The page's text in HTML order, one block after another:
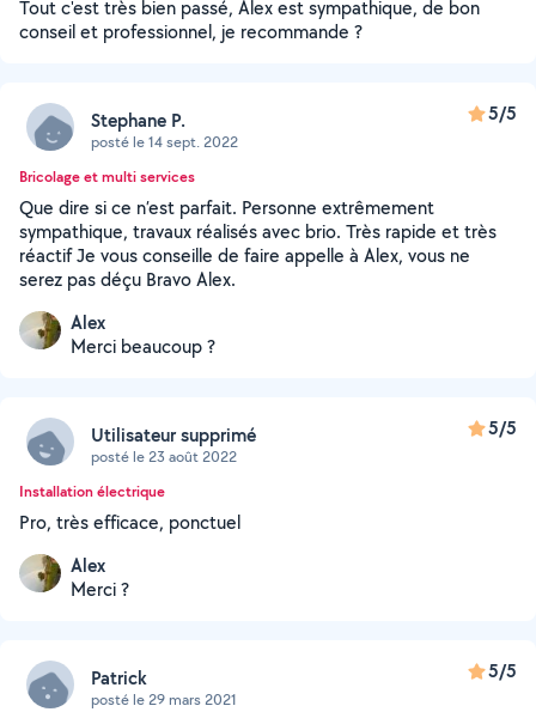
Tout c'est très bien passé, Alex est sympathique, de bon
conseil et professionnel, je recommande ?
Stephane P.
posté le 14 sept. 2022
5/5
Bricolage et multi services
Que dire si ce n’est parfait. Personne extrêmement
sympathique, travaux réalisés avec brio. Très rapide et très
réactif Je vous conseille de faire appelle à Alex, vous ne
serez pas déçu Bravo Alex.
Alex
Merci beaucoup ?
Utilisateur supprimé
posté le 23 août 2022
5/5
Installation électrique
Pro, très efficace, ponctuel
Alex
Merci ?
Patrick
posté le 29 mars 2021
5/5